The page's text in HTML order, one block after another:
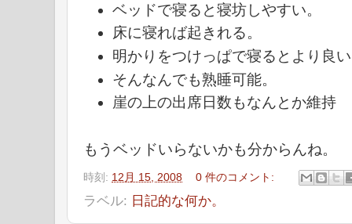
ベッドで寝ると寝坊しやすい。
床に寝れば起きれる。
明かりをつけっぱで寝るとより良
そんなんでも熟睡可能。
崖の上の出席日数もなんとか維持
もうベッドいらないかも分からんね。
時刻: 12月 15, 2008 0 件のコメント:
ラベル: 日記的な何か。